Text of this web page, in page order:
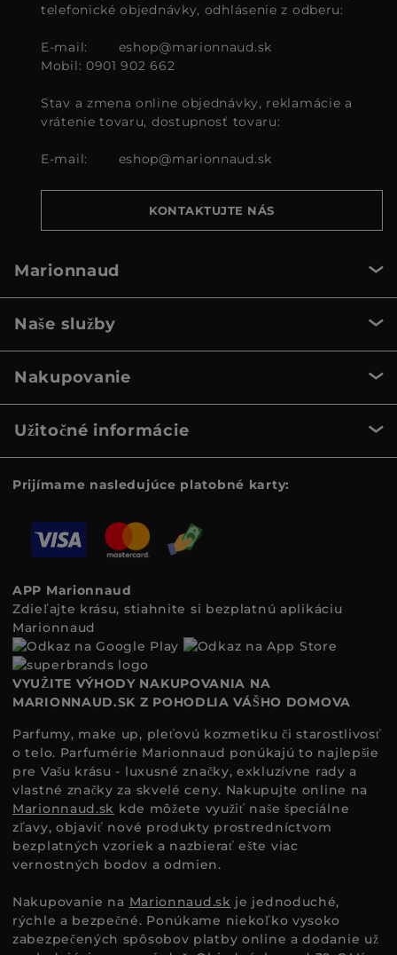
telefonické objednávky, odhlásenie z odberu:
E-mail:
eshop@marionnaud.sk
Mobil: 0901 902 662
Stav a zmena online objednávky, reklamácie a
vrátenie tovaru, dostupnosť tovaru:
E-mail: eshop@marionnaud.sk
KONTAKTUJTE NÁS
Marionnaud
Naše služby
Nakupovanie
Užitočné informácie
Prijímame nasledujúce platobné karty:
APP Marionnaud
Zdieľajte krásu, stiahnite si bezplatnú aplikáciu
Marionnaud
VYUŽITE VÝHODY NAKUPOVANIA NA
MARIONNAUD.SK Z POHODLIA VÁŠHO DOMOVA
Parfumy, make up, pleťovú kozmetiku či starostlivosť
o telo. Parfumérie Marionnaud ponúkajú to najlepšie
pre Vašu krásu - luxusné značky, exkluzívne rady a
vlastné značky za skvelé ceny. Nakupujte online na
Marionnaud.sk kde môžete využiť naše špeciálne
zľavy, objaviť nové produkty prostredníctvom
bezplatných vzoriek a nazbierať ešte viac
vernostných bodov a odmien.
Nakupovanie na Marionnaud.sk je jednoduché,
rýchle a bezpečné. Ponúkame niekoľko vysoko
zabezpečených spôsobov platby online a dodanie už